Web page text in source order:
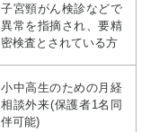
子宮頸がん検診などで
異常を指摘され、要精
密検査とされている方
小中高生のための月経
相談外来(保護者1名同
伴可能)